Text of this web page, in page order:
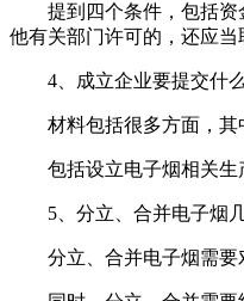
提到四个条件，包括
他有关部门许可的，还应当
4、成立企业要提交什
材料包括很多方面，其
包括设立电子烟相关生
5、分立、合并电子烟
分立、合并电子烟需要